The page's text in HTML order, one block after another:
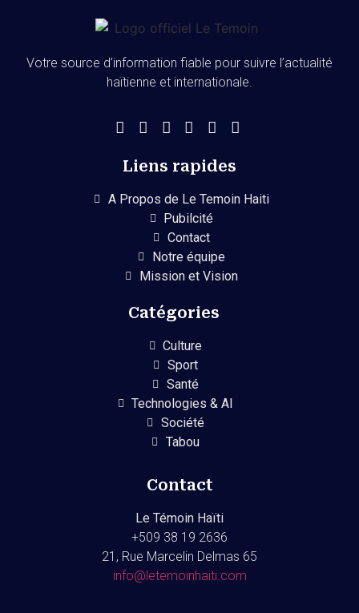
Votre source d’information fiable pour suivre l’actualité
haïtienne et internationale.
Liens rapides
A Propos de Le Temoin Haiti
Pubilcité
Contact
Notre équipe
Mission et Vision
Catégories
Culture
Sport
Santé
Technologies & AI
Société
Tabou
Contact
Le Témoin Haïti
+509 38 19 2636
21, Rue Marcelin Delmas 65
info@letemoinhaiti.com